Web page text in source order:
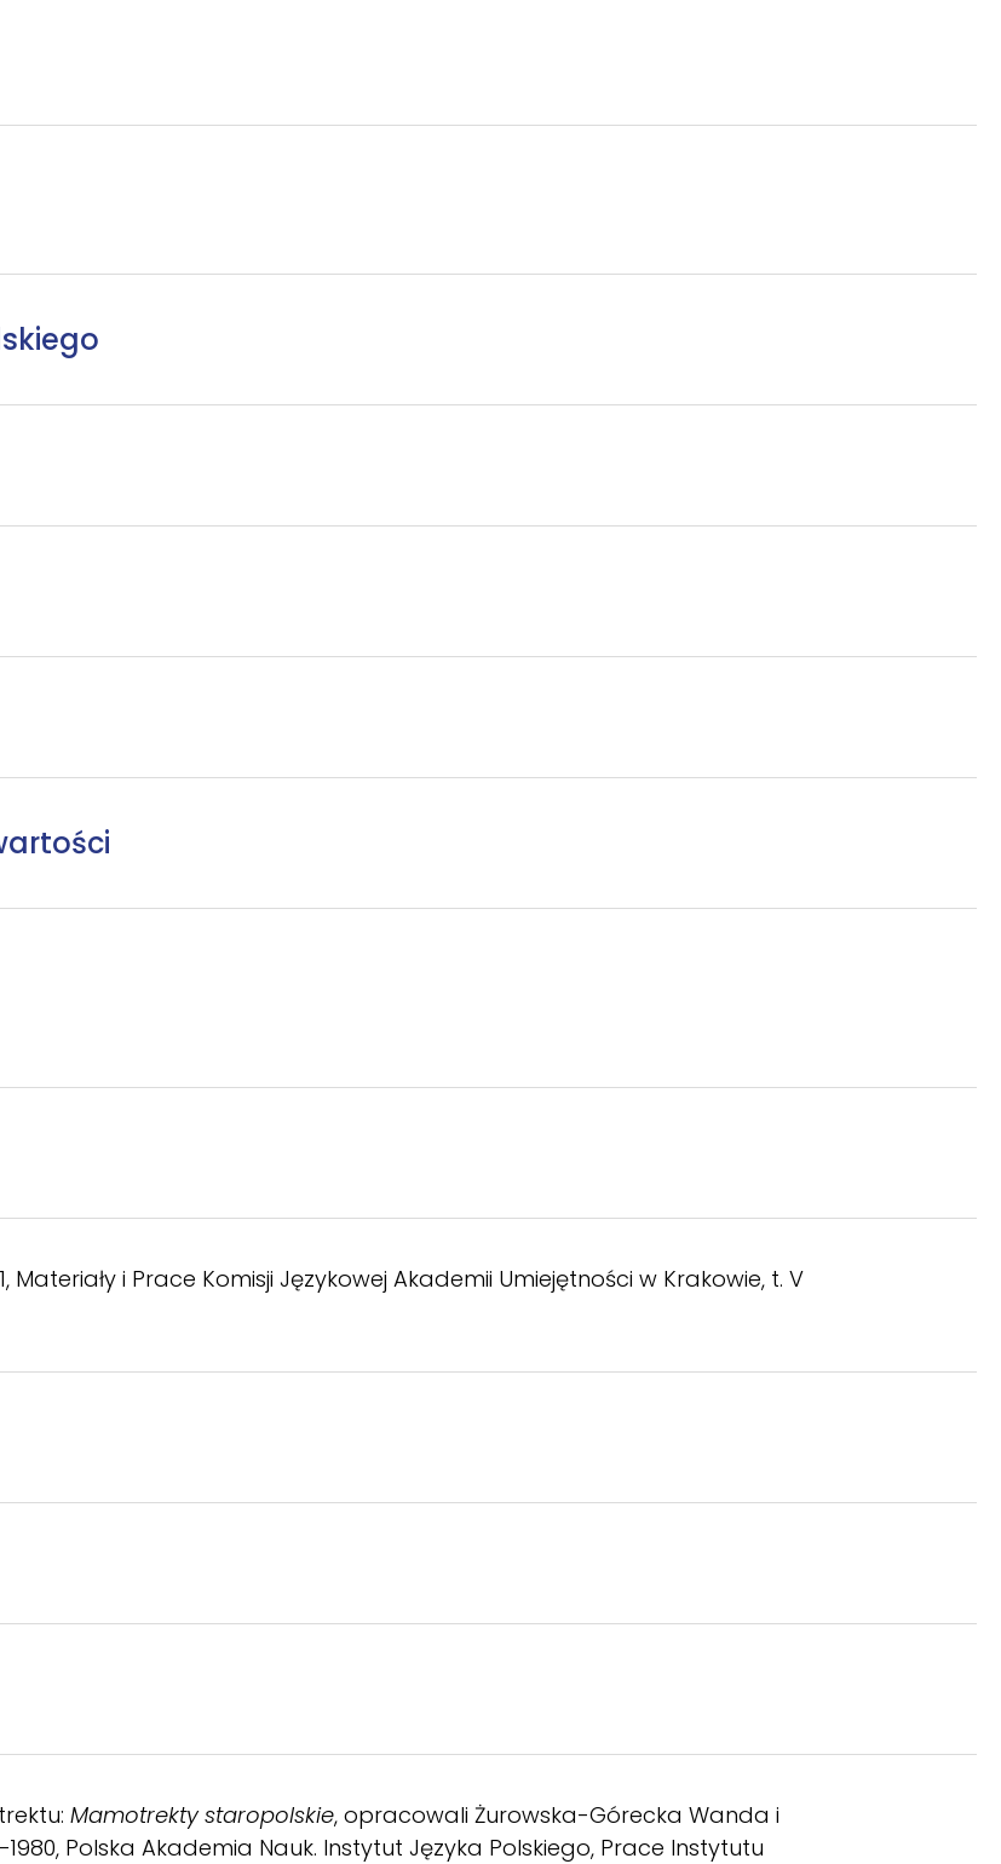
Materiały i Prace Komisji Językowej Akademii Umiejętności w Krakowie, t. V
Mamotrekty staropolskie, opracowali Żurowska-Górecka Wanda i
Polska Akademia Nauk. Instytut Języka Polskiego, Prace Instytutu